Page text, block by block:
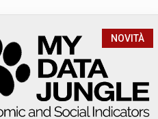
NOVITÀ